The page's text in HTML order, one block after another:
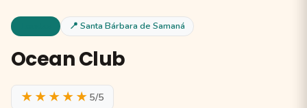
📍 Santa Bárbara de Samaná
Ocean Club
★★★★★ 5/5